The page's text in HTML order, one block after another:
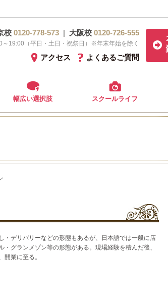
校 0120-778-573 | 大阪校 0120-726-555
～19:00（平日・土日・祝祭日）※年末年始を除く
よくあるご質問
アクセス
幅広い選択肢 スクールライフ
デリバリーなどの形態もあるが、日本語では一般に店
グランメゾン等の形態がある。現場経験を積んだ後、
業に至る。